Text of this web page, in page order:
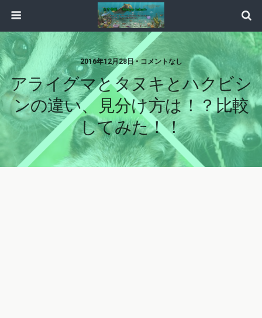
2016年12月28日 • コメントなし
アライグマとタヌキとハクビシ
ンの違い、見分け方は！？比較
してみた！！